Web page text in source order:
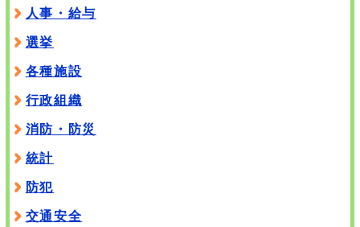
人事・給与
選挙
各種施設
行政組織
消防・防災
統計
防犯
交通安全